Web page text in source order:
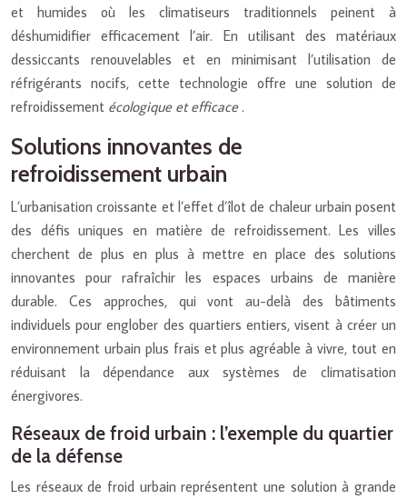
et humides où les climatiseurs traditionnels peinent à
déshumidifier efficacement l’air. En utilisant des matériaux
dessiccants renouvelables et en minimisant l’utilisation de
réfrigérants nocifs, cette technologie offre une solution de
refroidissement écologique et efficace .
Solutions innovantes de
refroidissement urbain
L’urbanisation croissante et l’effet d’îlot de chaleur urbain posent
des défis uniques en matière de refroidissement. Les villes
cherchent de plus en plus à mettre en place des solutions
innovantes pour rafraîchir les espaces urbains de manière
durable. Ces approches, qui vont au-delà des bâtiments
individuels pour englober des quartiers entiers, visent à créer un
environnement urbain plus frais et plus agréable à vivre, tout en
réduisant la dépendance aux systèmes de climatisation
énergivores.
Réseaux de froid urbain : l’exemple du quartier
de la défense
Les réseaux de froid urbain représentent une solution à grande